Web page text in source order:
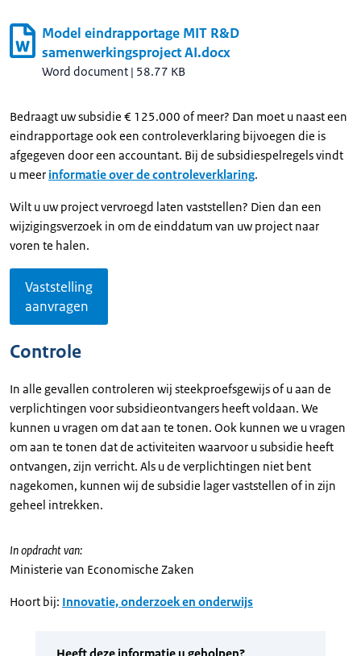
Model eindrapportage MIT R&D
samenwerkingsproject AI.docx
Word document | 58.77 KB
Bedraagt uw subsidie € 125.000 of meer? Dan moet u naast een
eindrapportage ook een controleverklaring bijvoegen die is
afgegeven door een accountant. Bij de subsidiespelregels vindt
u meer informatie over de controleverklaring.
Wilt u uw project vervroegd laten vaststellen? Dien dan een
wijzigingsverzoek in om de einddatum van uw project naar
voren te halen.
Vaststelling
aanvragen
Controle
In alle gevallen controleren wij steekproefsgewijs of u aan de
verplichtingen voor subsidieontvangers heeft voldaan. We
kunnen u vragen om dat aan te tonen. Ook kunnen we u vragen
om aan te tonen dat de activiteiten waarvoor u subsidie heeft
ontvangen, zijn verricht. Als u de verplichtingen niet bent
nagekomen, kunnen wij de subsidie lager vaststellen of in zijn
geheel intrekken.
In opdracht van:
Ministerie van Economische Zaken
Hoort bij: Innovatie, onderzoek en onderwijs